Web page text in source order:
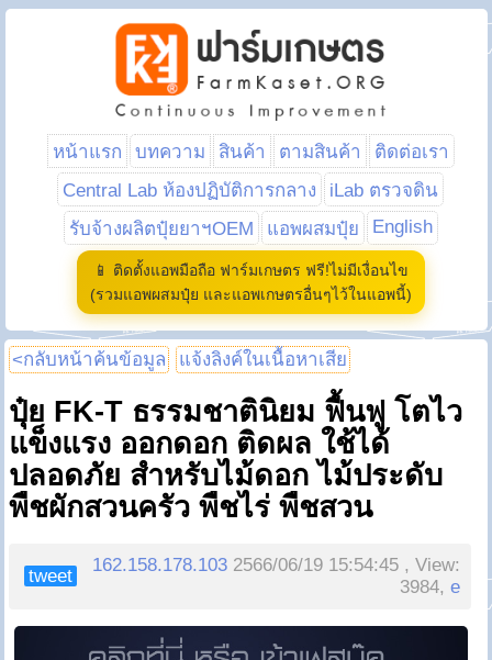
หน้าแรก บทความ สินค้า ตามสินค้า
ติดต่อเรา
Central Lab ห้องปฏิบัติการกลาง
iLab ตรวจดิน
รับจ้างผลิตปุ๋ยยาฯOEM
แอพผสมปุ๋ย English
📱 ติดตั้งแอพมือถือ ฟาร์มเกษตร ฟรี!ไม่มีเงื่อนไข
(รวมแอพผสมปุ๋ย และแอพเกษตรอื่นๆไว้ในแอพนี้)
<กลับหน้าค้นข้อมูล แจ้งลิงค์ในเนื้อหาเสีย
ปุ๋ย FK-T ธรรมชาตินิยม ฟื้นฟู โตไว
แข็งแรง ออกดอก ติดผล ใช้ได้
ปลอดภัย สำหรับไม้ดอก ไม้ประดับ
พืชผักสวนครัว พืชไร่ พืชสวน
tweet
162.158.178.103 2566/06/19 15:54:45 , View:
3984,e